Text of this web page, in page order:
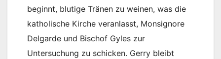
beginnt, blutige Tränen zu weinen, was die
katholische Kirche veranlasst, Monsignore
Delgarde und Bischof Gyles zur
Untersuchung zu schicken. Gerry bleibt